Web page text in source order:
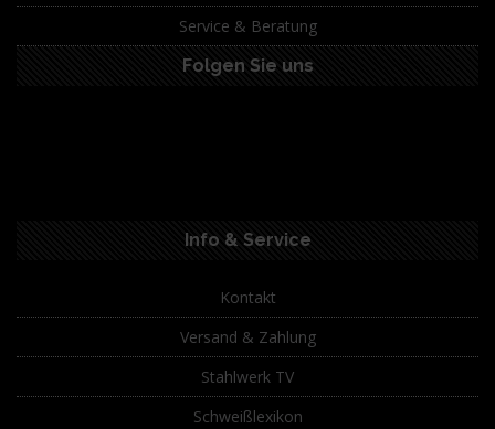
Service & Beratung
Folgen Sie uns
Info & Service
Kontakt
Versand & Zahlung
Stahlwerk TV
Schweißlexikon